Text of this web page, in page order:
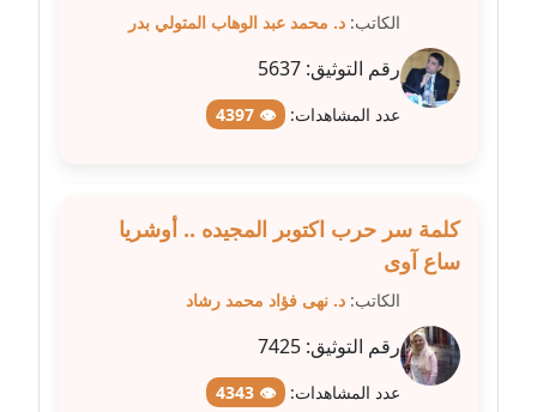
مدونة غادة سيد
عاملة
مدونة غازي جابر
عاملة
مدونة فاطمة الزهراء بناني
مدونة فاطمة حجازي
الكاتب: د. محمد عبد الوهاب المتولي بدر
رقم التوثيق: 5637
عدد المشاهدات: 👁 4397
كلمة سر حرب اكتوبر المجيده .. أوشريا
ساع آوى
الكاتب: د. نهى فؤاد محمد رشاد
رقم التوثيق: 7425
عدد المشاهدات: 👁 4343